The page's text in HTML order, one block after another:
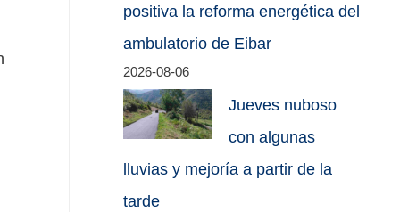
positiva la reforma energética del
ambulatorio de Eibar
2026-08-06
Jueves nuboso
con algunas
lluvias y mejoría a partir de la
tarde